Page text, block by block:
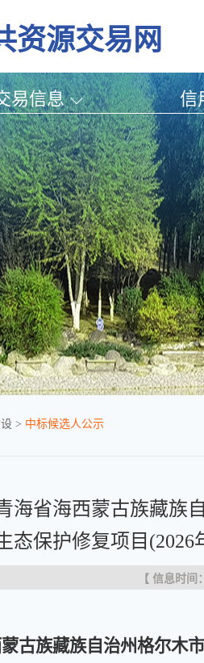
资源交易网
易信息 信
> 中标候选人公示
海省海西蒙古族藏族
态保护修复项目
【 信息时间
古族藏族自治州格尔木